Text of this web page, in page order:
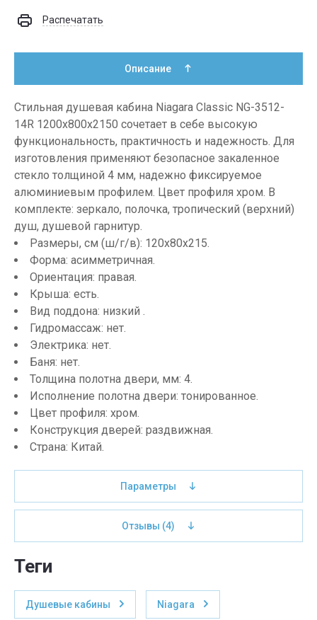
Распечатать
Описание
Стильная душевая кабина Niagara Classic NG-3512-
14R 1200х800х2150 сочетает в себе высокую
функциональность, практичность и надежность. Для
изготовления применяют безопасное закаленное
стекло толщиной 4 мм, надежно фиксируемое
алюминиевым профилем. Цвет профиля хром. В
комплекте: зеркало, полочка, тропический (верхний)
душ, душевой гарнитур.
Размеры, см (ш/г/в): 120х80х215.
Форма: асимметричная.
Ориентация: правая.
Крыша: есть.
Вид поддона: низкий .
Гидромассаж: нет.
Электрика: нет.
Баня: нет.
Толщина полотна двери, мм: 4.
Исполнение полотна двери: тонированное.
Цвет профиля: хром.
Конструкция дверей: раздвижная.
Страна: Китай.
Параметры
Отзывы (4)
теги
Душевые кабины Niagara